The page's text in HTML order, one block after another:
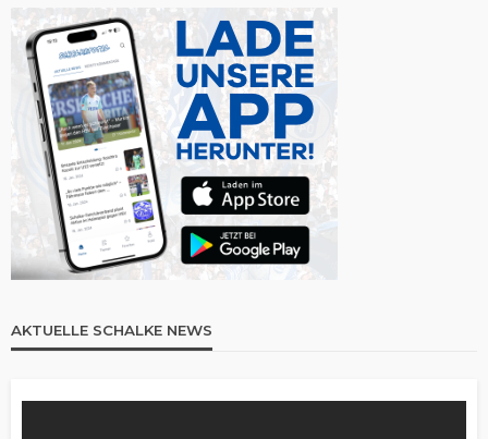
AKTUELLE SCHALKE NEWS